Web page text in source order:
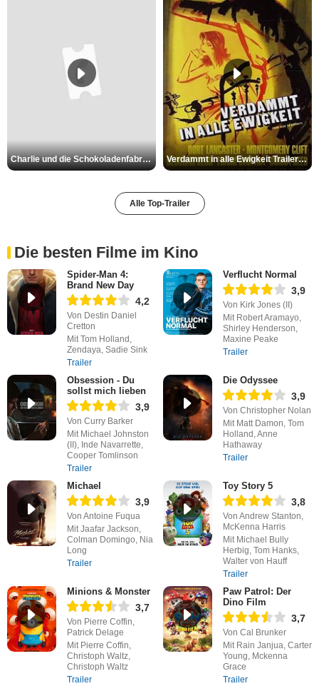
Charlie und die Schokoladenfabrik Trailer OV Verdammt in alle Ewigkeit Trailer OV
Alle Top-Trailer
Die besten Filme im Kino
Spider-Man 4:
Brand New Day
4,2
Von Destin Daniel
Cretton
Mit Tom Holland,
Zendaya, Sadie Sink
Trailer
Verflucht Normal
3,9
Von Kirk Jones (II)
Mit Robert Aramayo,
Shirley Henderson,
Maxine Peake
Trailer
Obsession - Du
sollst mich lieben
3,9
Von Curry Barker
Mit Michael Johnston
(II), Inde Navarrette,
Cooper Tomlinson
Trailer
Die Odyssee
3,9
Von Christopher Nolan
Mit Matt Damon, Tom
Holland, Anne
Hathaway
Trailer
Michael
3,9
Von Antoine Fuqua
Mit Jaafar Jackson,
Colman Domingo, Nia
Long
Trailer
Toy Story 5
3,8
Von Andrew Stanton,
McKenna Harris
Mit Michael Bully
Herbig, Tom Hanks,
Walter von Hauff
Trailer
Minions & Monster
3,7
Von Pierre Coffin,
Patrick Delage
Mit Pierre Coffin,
Christoph Waltz,
Christoph Waltz
Trailer
Paw Patrol: Der
Dino Film
3,7
Von Cal Brunker
Mit Rain Janjua, Carter
Young, Mckenna
Grace
Trailer